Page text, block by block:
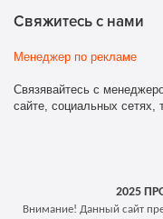
Свяжитесь с нами
Менеджер по рекламе
Связявайтесь с
сайте, социальных сетях,
2025
Внимание! Данный сайт